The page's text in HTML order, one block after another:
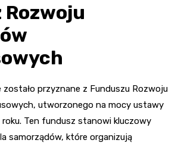
zostało przyznane z Funduszu Rozwoju
utworzonego na mocy ustawy
roku. Ten fundusz stanowi kluczowy
samorządów, które organizują